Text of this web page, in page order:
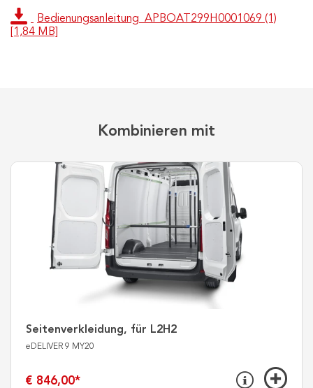
Bedienungsanleitung_APBOAT299H0001069 (1)
[1,84 MB]
Kombinieren mit
Seitenverkleidung, für L2H2
eDELIVER 9 MY20
€ 846,00*